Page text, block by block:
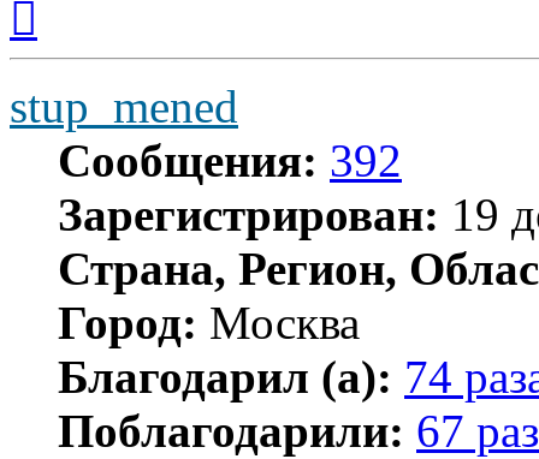
началу
stup_mened
Сообщения: 392
Зарегистрирован: 19
Страна, Регион,
Город: Москва
Благодарил (а): 74
Поблагодарили: 67 раз